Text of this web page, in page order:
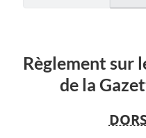
le
1978
de
Règlement sur
de la